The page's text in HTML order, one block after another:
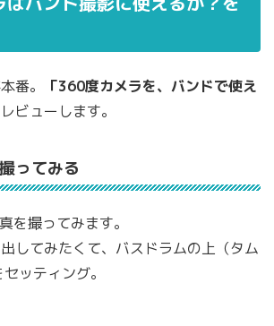
番。
「360度カメラを、バンドで使え
ビューします。
ってみる
を撮ってみます。
してみたくて、バスドラムの上（タム
ッティング。